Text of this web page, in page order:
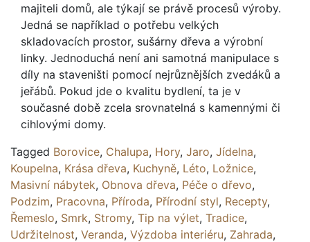
majiteli domů, ale týkají se právě procesů výroby.
Jedná se například o potřebu velkých
skladovacích prostor, sušárny dřeva a výrobní
linky. Jednoduchá není ani samotná manipulace s
díly na staveništi pomocí nejrůznějších zvedáků a
jeřábů. Pokud jde o kvalitu bydlení, ta je v
současné době zcela srovnatelná s kamennými či
cihlovými domy.
Tagged Borovice, Chalupa, Hory, Jaro, Jídelna,
Koupelna, Krása dřeva, Kuchyně, Léto, Ložnice,
Masivní nábytek, Obnova dřeva, Péče o dřevo,
Podzim, Pracovna, Příroda, Přírodní styl, Recepty,
Řemeslo, Smrk, Stromy, Tip na výlet, Tradice,
Udržitelnost, Veranda, Výzdoba interiéru, Zahrada,